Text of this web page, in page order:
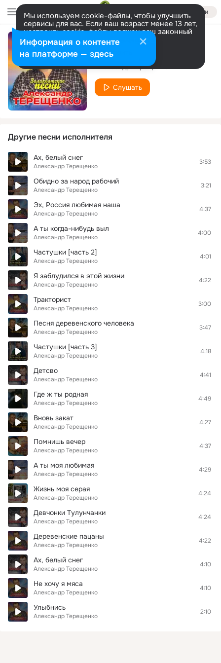
Войти
Мы используем cookie-файлы, чтобы улучшить
сервисы для вас. Если ваш возраст менее 13 лет,
настроить cookie-файлы должен ваш законный
представитель. Больше информации
Разрешить все Настроить
Я горький пьяница
Александр Терещенко
Слушать
Другие песни исполнителя
Ах, белый снег
Александр Терещенко
3:53
Обидно за народ рабочий
Александр Терещенко
3:21
Эх, Россия любимая наша
Александр Терещенко
4:37
А ты когда-нибудь выл
Александр Терещенко
4:00
Частушки [часть 2]
Александр Терещенко
4:01
Я заблудился в этой жизни
Александр Терещенко
4:22
Тракторист
Александр Терещенко
3:00
Песня деревенского человека
Александр Терещенко
3:47
Частушки [часть 3]
Александр Терещенко
4:18
Детсво
Александр Терещенко
4:41
Где ж ты родная
Александр Терещенко
4:49
Вновь закат
Александр Терещенко
4:27
Помнишь вечер
Александр Терещенко
4:37
А ты моя любимая
Александр Терещенко
4:29
Жизнь моя серая
Александр Терещенко
4:24
Девчонки Тулунчанки
Александр Терещенко
4:24
Деревенские пацаны
Александр Терещенко
4:22
Ах, белый снег
Александр Терещенко
4:10
Не хочу я мяса
Александр Терещенко
4:10
Улыбнись
Александр Терещенко
2:10
Информация о контенте
на платформе — здесь